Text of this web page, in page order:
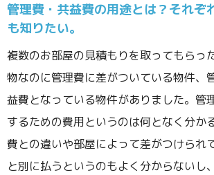
管理費・共益費の用途とは？それぞ
も知りたい。
複数のお部屋の見積もりを取ってもらっ
物なのに管理費に差がついている物件、
益費となっている物件がありました。管
するための費用というのは何となく分か
費との違いや部屋によって差がつけられ
と別に払うというのもよく分からないし